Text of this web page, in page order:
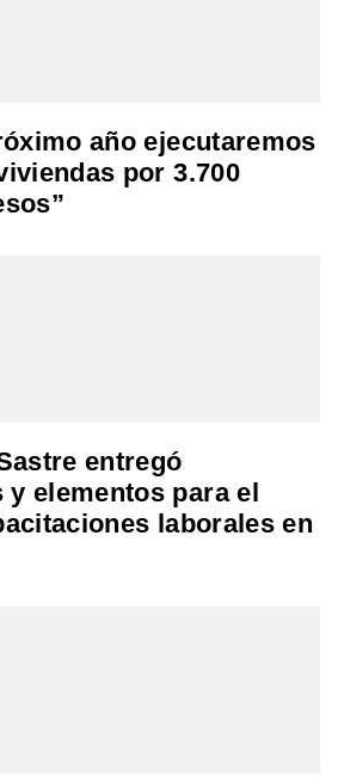
año ejecutaremos
por 3.700
entregó
elementos para el
laborales en